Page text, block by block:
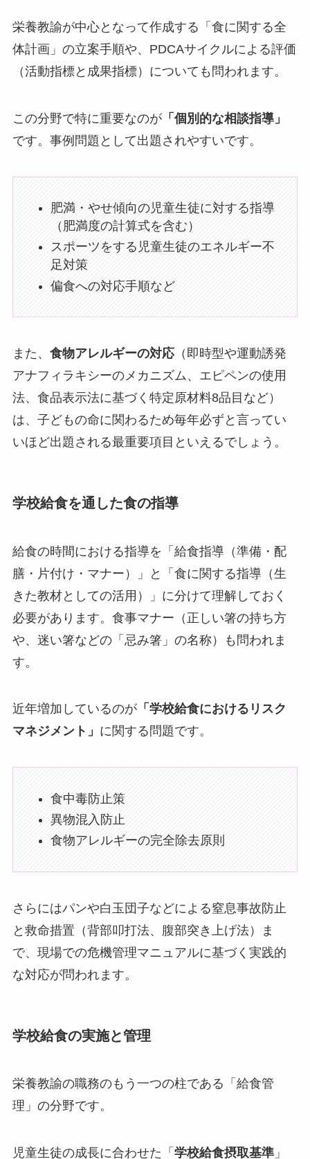
栄養教諭が中心となって作成する「食に関する全
体計画」の立案手順や、PDCAサイクルによる評価
（活動指標と成果指標）についても問われます。
この分野で特に重要なのが「個別的な相談指導」
です。事例問題として出題されやすいです。
肥満・やせ傾向の児童生徒に対する指導
（肥満度の計算式を含む）
スポーツをする児童生徒のエネルギー不
足対策
偏食への対応手順など
また、 食物アレルギーの対応（即時型や運動誘発
アナフィラキシーのメカニズム、エピペンの使用
法、食品表示法に基づく特定原材料8品目など）
は、子どもの命に関わるため毎年必ずと言ってい
いほど出題される最重要項目といえるでしょう。
学校給食を通した食の指導
給食の時間における指導を「給食指導（準備・配
膳・片付け・マナー）」と「食に関する指導（生
きた教材としての活用）」に分けて理解しておく
必要があります。食事マナー（正しい箸の持ち方
や、迷い箸などの「忌み箸」の名称）も問われま
す。
近年増加しているのが「学校給食におけるリスク
マネジメント」 に関する問題です。
食中毒防止策
異物混入防止
食物アレルギーの完全除去原則
さらにはパンや白玉団子などによる窒息事故防止
と救命措置（背部叩打法、腹部突き上げ法）ま
で、現場での危機管理マニュアルに基づく実践的
な対応が問われます。
学校給食の実施と管理
栄養教諭の職務のもう一つの柱である「給食管
理」の分野です。
児童生徒の成長に合わせた「 学校給食摂取基準」